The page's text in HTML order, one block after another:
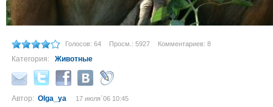
Голосов: 64 Просм.: 5927 Комментариев: 8
Категория: Животные
Автор: Olga_ya 17 июля´06 10:45